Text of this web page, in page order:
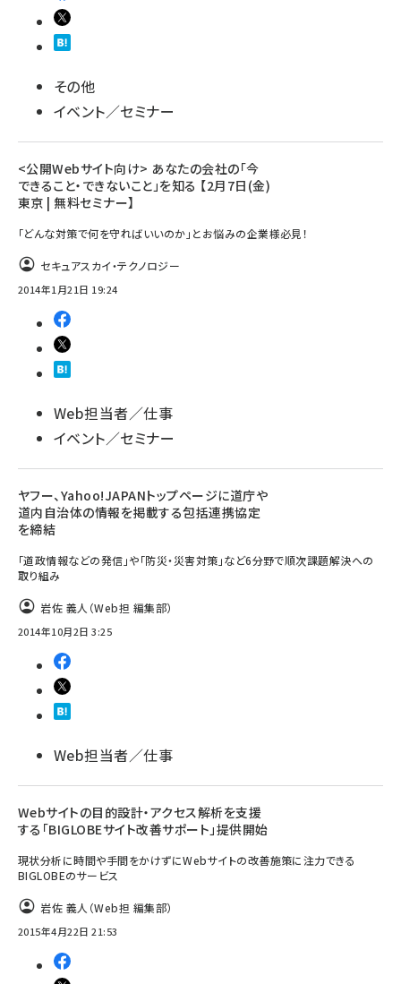
その他
イベント／セミナー
<公開Webサイト向け> あなたの会社の「今
できること・できないこと」を知る 【2月7日(金)
東京 | 無料セミナー】
「どんな対策で何を守ればいいのか」とお悩みの企業様必見！
セキュアスカイ・テクノロジー
2014年1月21日 19:24
Web担当者／仕事
イベント／セミナー
ヤフー、Yahoo!JAPANトップページに道庁や
道内自治体の情報を掲載する包括連携協定
を締結
「道政情報などの発信」や「防災・災害対策」など6分野で順次課題解決への
取り組み
岩佐 義人（Web担 編集部）
2014年10月2日 3:25
Web担当者／仕事
Webサイトの目的設計・アクセス解析を支援
する「BIGLOBEサイト改善サポート」提供開始
現状分析に時間や手間をかけずにWebサイトの改善施策に注力できる
BIGLOBEのサービス
岩佐 義人（Web担 編集部）
2015年4月22日 21:53